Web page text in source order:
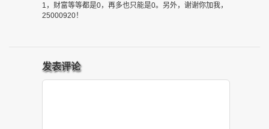
1，财富等等都是0，再多也只能是0。另外，谢谢你加我，
25000920！
发表评论